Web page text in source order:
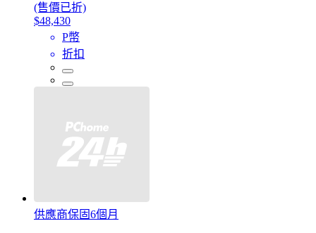
(售價已折)
$48,430
P幣
折扣
供應商保固6個月